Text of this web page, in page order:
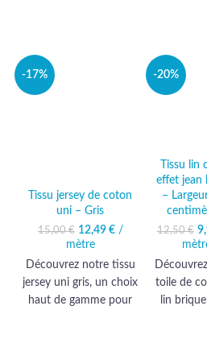
-17%
Tissu jersey de coton
uni – Gris
15,00€
Le prix initial
15,00 €.
12,49 € Le prix
est :
/
mètre
Découvrez notre tissu
jersey uni gris, un choix
haut de gamme pour
-20%
Tissu lin
effet jean
–
12,50€
toile de
lin